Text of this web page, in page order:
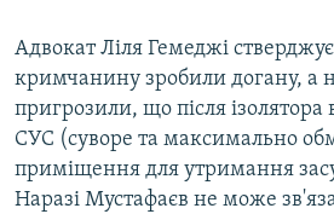
Адвокат Ліля Гемеджі
кримчанину зробили догану, а
пригрозили, що після ізолятора
СУС (суворе та максимально
приміщення для утримання
Наразі Мустафаєв не може